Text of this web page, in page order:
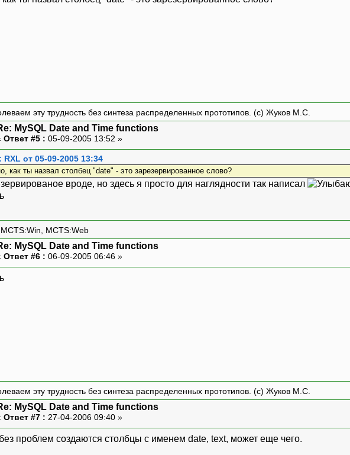
эту трудность без синтеза распределенных прототипов. (с) Жуков М.С.
MySQL Date and Time functions
Ответ #5 : 05-09-2005 13:52 »
RXL от 05-09-2005 13:34
как ты назвал столбец "date" - это зарезервированное слово?
вроде, но здесь я просто для наглядности так написал
MCTS:Web
MySQL Date and Time functions
Ответ #6 : 06-09-2005 06:46 »
эту трудность без синтеза распределенных прототипов. (с) Жуков М.С.
MySQL Date and Time functions
Ответ #7 : 27-04-2006 09:40 »
проблем создаются столбцы с именем date, text, может еще чего.